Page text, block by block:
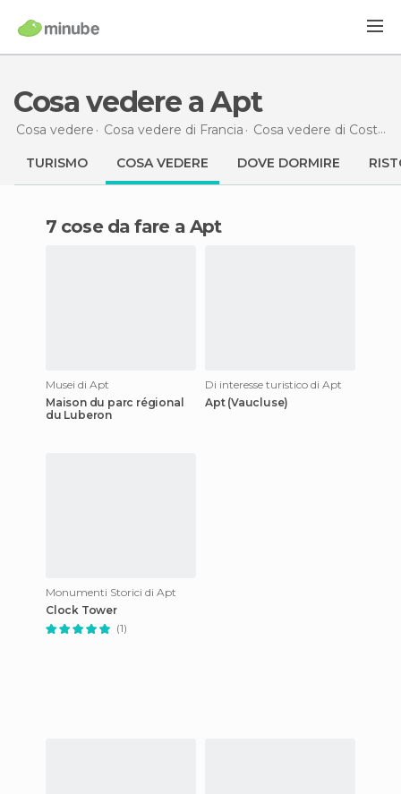
Cosa vedere a Apt
Cosa vedere Cosa vedere di Francia Cosa vedere di Costa Azzurra
TURISMO COSA VEDERE DOVE DORMIRE
7 cose da fare a Apt
Musei di Apt
Maison du parc régional
du Luberon
Di interesse turistico di Apt
Apt (Vaucluse)
Monumenti Storici di Apt
Clock Tower
(1)